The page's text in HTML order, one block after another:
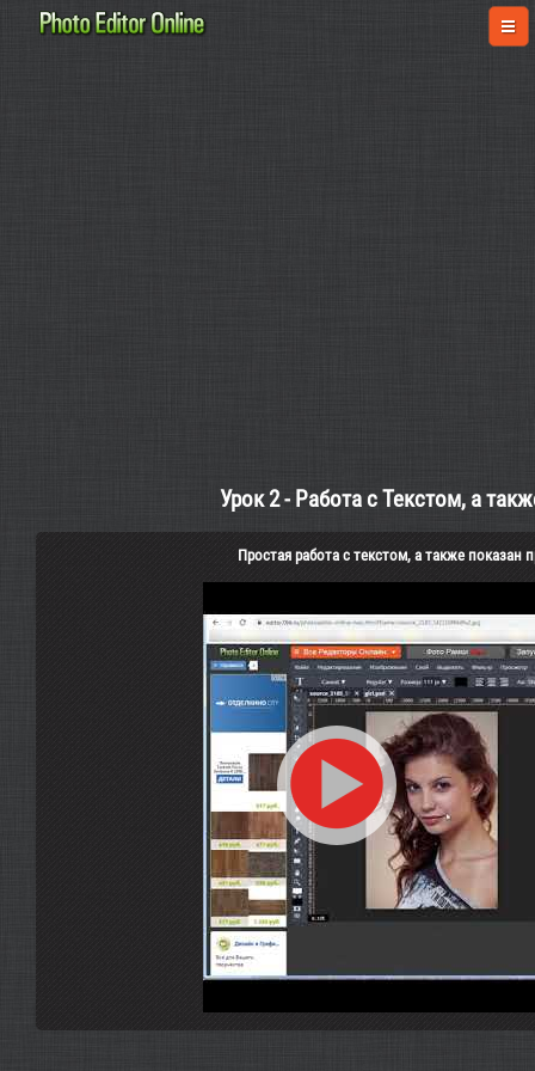
Урок 2 - Работа с Текстом, а
Простая работа с текстом, а также показан